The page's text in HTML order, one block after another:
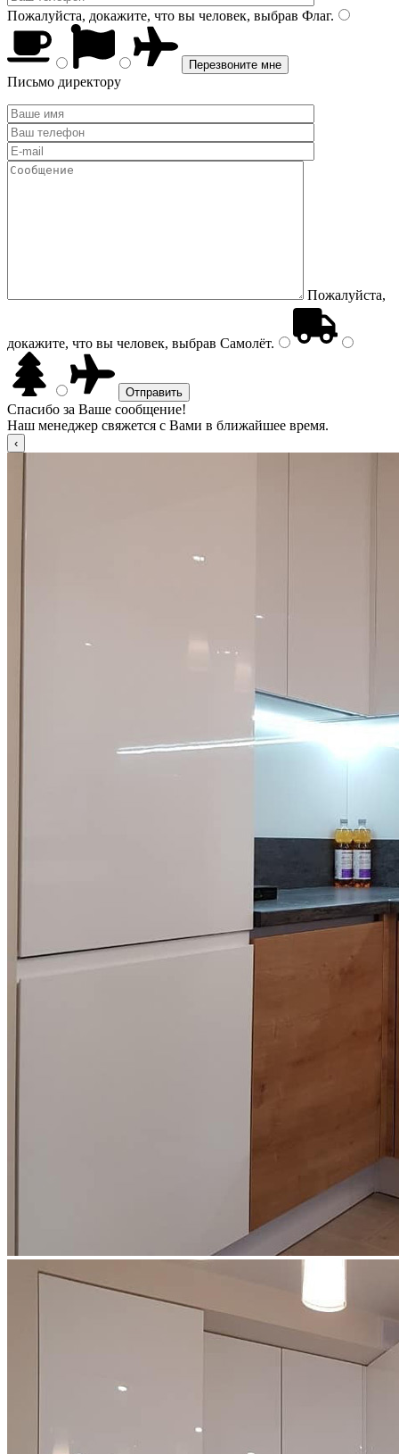
Пожалуйста, докажите, что вы человек, выбрав Флаг.
Письмо директору
Пожалуйста,
докажите, что вы человек, выбрав Самолёт.
Спасибо за Ваше сообщение!
Наш менеджер свяжется с Вами в ближайшее время.